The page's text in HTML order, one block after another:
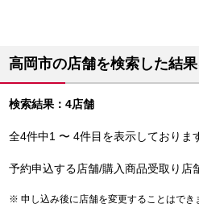
高岡市の店舗を検索した結
検索結果：4店舗
全4件中1 〜 4件目を表示しておりま
予約申込する店舗/購入商品受取り店
申し込み後に店舗を変更することはでき